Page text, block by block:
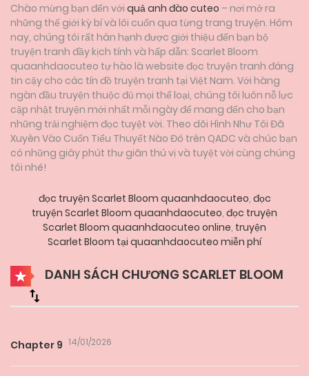
Chào mừng bạn đến với quả anh đào cuteo – nơi mở ra
những thế giới kỳ bí và lôi cuốn qua từng trang truyện. Hôm
nay, chúng tôi rất hân hạnh được giới thiệu đến bạn bộ
truyện tranh đầy kịch tính và hấp dẫn: Scarlet Bloom
quaanhdaocuteo tự hào là website đọc truyện tranh đáng
tin cậy cho các tín đồ truyện tranh tại Việt Nam. Với hàng
ngàn đầu truyện thuộc đủ mọi thể loại, chúng tôi luôn nỗ lực
cập nhật truyện mới nhất mỗi ngày để mang đến cho bạn
những trải nghiệm đọc tuyệt vời. Theo dõi Hình Như Tôi Đã
Xuyên Vào Cuốn Tiểu Thuyết Nào Đó trên QADC và chúc bạn
có những giây phút thư giãn thú vị và tuyệt vời cùng chúng
tôi nhé!
đọc truyện Scarlet Bloom quaanhdaocuteo, đọc
truyện Scarlet Bloom quaanhdaocuteo, đọc truyện
Scarlet Bloom quaanhdaocuteo online, truyện
Scarlet Bloom tại quaanhdaocuteo miễn phí
DANH SÁCH CHƯƠNG SCARLET BLOOM
Chapter 9 14/01/2026